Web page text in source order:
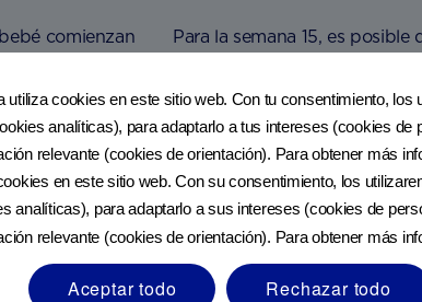
comienzan
Para la semana 15, es posible
a las 15 semanas
utiliza cookies en este sitio web. Con tu consentimiento,
analíticas), para adaptarlo a tus intereses (cookies de
relevante (cookies de orientación). Para obtener más
en este sitio web. Con su consentimiento, los
analíticas), para adaptarlo a sus intereses (cookies de
relevante (cookies de orientación). Para obtener más
Aceptar todo Rechazar todo